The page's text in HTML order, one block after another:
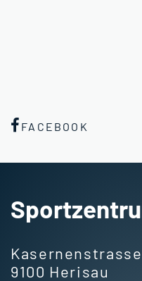
FACEBOOK
Kasernenstrasse
9100 Herisau